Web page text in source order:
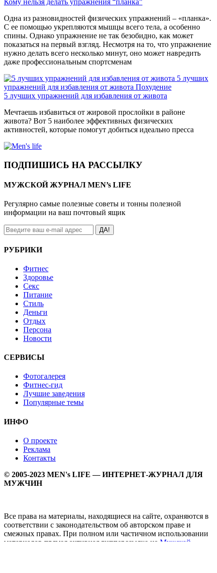
Кому нельзя делать упражнения “планка”
Одна из разновидностей физических упражнений – «планка».
С ее помощью укрепляются мышцы всего тела, а особенно
спины. Однако упражнение не так безобидно, как может
показаться на первый взгляд. Несмотря на то, что упражнение
нужно делать всего несколько минут, оно может навредить
даже профессиональным спортсменам
5 лучших
упражнений для избавления от живота Похудение
5 лучших упражнений для избавления от живота
Мечтаешь избавиться от жировой прослойки в районе
живота? Вот 5 наиболее эффективных физических
активностей, которые помогут добиться идеально пресса
ПОДПИШИСЬ НА РАССЫЛКУ
МУЖСКОЙ ЖУРНАЛ MEN’s LIFE
Регулярно самые полезные советы и тонны полезной
информации на ваш почтовый ящик
ДА!
РУБРИКИ
Фитнес
Здоровье
Секс
Питание
Стиль
Деньги
Отдых
Персона
Новости
СЕРВИСЫ
Фотогалерея
Фитнес-гид
Лучшие заведения
Популярные темы
ИНФО
О проекте
Реклама
Контакты
© 2005-2023 MEN's LIFE — ИНТЕРНЕТ-ЖУРНАЛ ДЛЯ
МУЖЧИН
Все права на материалы, находящиеся на сайте, охраняются в
соответствии с законодательством об авторском праве и
смежных правах. При полном или частичном использовании
материалов прямая активная гипперссылка на Мужской